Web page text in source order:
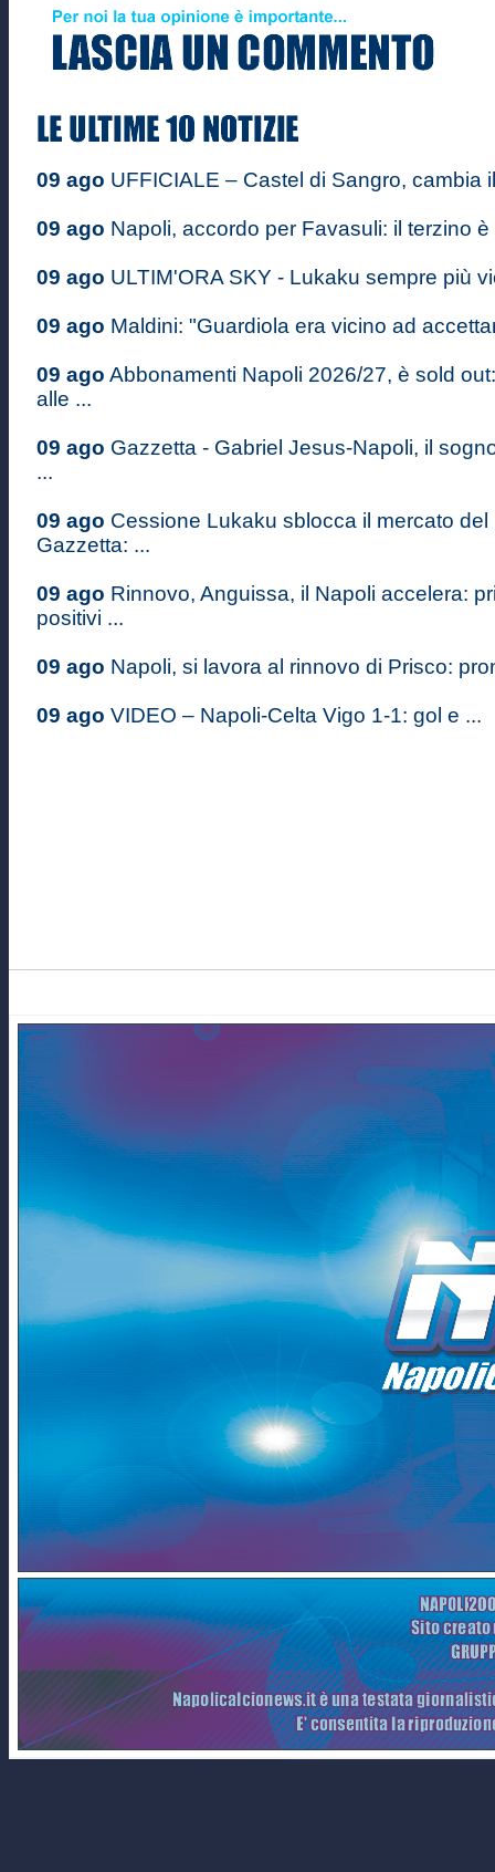
09 ago UFFICIALE – Castel di Sangro, cambia
09 ago Napoli, accordo per Favasuli: il terzino è
09 ago ULTIM'ORA SKY - Lukaku sempre più
09 ago Maldini: "Guardiola era vicino ad
09 ago Abbonamenti Napoli 2026/27, è sold
alle ...
09 ago Gazzetta - Gabriel Jesus-Napoli, il
...
09 ago Cessione Lukaku sblocca il mercato del
Gazzetta: ...
09 ago Rinnovo, Anguissa, il Napoli accelera:
positivi ...
09 ago Napoli, si lavora al rinnovo di Prisco:
09 ago VIDEO – Napoli-Celta Vigo 1-1: gol e ...